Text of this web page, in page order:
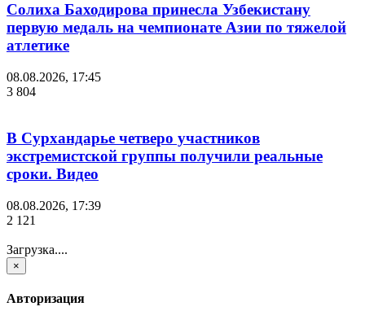
Солиха Баходирова принесла Узбекистану
первую медаль на чемпионате Азии по тяжелой
атлетике
08.08.2026, 17:45
3 804
В Сурхандарье четверо участников
экстремистской группы получили реальные
сроки. Видео
08.08.2026, 17:39
2 121
Загрузка....
×
Авторизация